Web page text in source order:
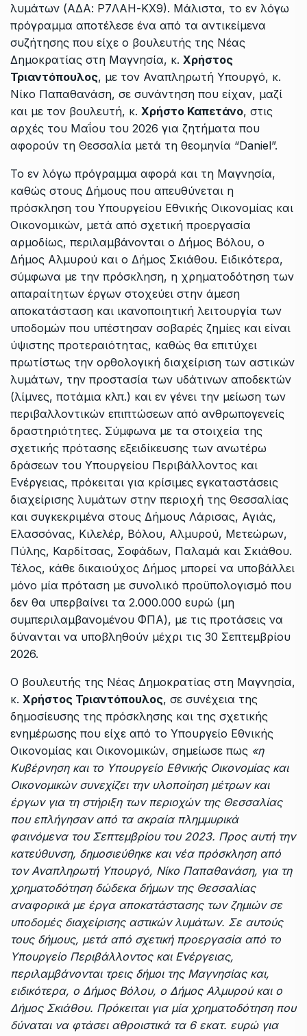
λυμάτων (ΑΔΑ: Ρ7ΛΑΗ-ΚΧ9). Μάλιστα, το εν λόγω
πρόγραμμα αποτέλεσε ένα από τα αντικείμενα
συζήτησης που είχε ο βουλευτής της Νέας
Δημοκρατίας στη Μαγνησία, κ. Χρήστος
Τριαντόπουλος, με τον Αναπληρωτή Υπουργό, κ.
Νίκο Παπαθανάση, σε συνάντηση που είχαν, μαζί
και με τον βουλευτή, κ. Χρήστο Καπετάνο, στις
αρχές του Μαΐου του 2026 για ζητήματα που
αφορούν τη Θεσσαλία μετά τη θεομηνία “Daniel”.
Το εν λόγω πρόγραμμα αφορά και τη Μαγνησία,
καθώς στους Δήμους που απευθύνεται η
πρόσκληση του Υπουργείου Εθνικής Οικονομίας και
Οικονομικών, μετά από σχετική προεργασία
αρμοδίως, περιλαμβάνονται ο Δήμος Βόλου, ο
Δήμος Αλμυρού και ο Δήμος Σκιάθου. Ειδικότερα,
σύμφωνα με την πρόσκληση, η χρηματοδότηση των
απαραίτητων έργων στοχεύει στην άμεση
αποκατάσταση και ικανοποιητική λειτουργία των
υποδομών που υπέστησαν σοβαρές ζημίες και είναι
ύψιστης προτεραιότητας, καθώς θα επιτύχει
πρωτίστως την ορθολογική διαχείριση των αστικών
λυμάτων, την προστασία των υδάτινων αποδεκτών
(λίμνες, ποτάμια κλπ.) και εν γένει την μείωση των
περιβαλλοντικών επιπτώσεων από ανθρωπογενείς
δραστηριότητες. Σύμφωνα με τα στοιχεία της
σχετικής πρότασης εξειδίκευσης των ανωτέρω
δράσεων του Υπουργείου Περιβάλλοντος και
Ενέργειας, πρόκειται για κρίσιμες εγκαταστάσεις
διαχείρισης λυμάτων στην περιοχή της Θεσσαλίας
και συγκεκριμένα στους Δήμους Λάρισας, Αγιάς,
Ελασσόνας, Κιλελέρ, Βόλου, Αλμυρού, Μετεώρων,
Πύλης, Καρδίτσας, Σοφάδων, Παλαμά και Σκιάθου.
Τέλος, κάθε δικαιούχος Δήμος μπορεί να υποβάλλει
μόνο μία πρόταση με συνολικό προϋπολογισμό που
δεν θα υπερβαίνει τα 2.000.000 ευρώ (μη
συμπεριλαμβανομένου ΦΠΑ), με τις προτάσεις να
δύνανται να υποβληθούν μέχρι τις 30 Σεπτεμβρίου
2026.
Ο βουλευτής της Νέας Δημοκρατίας στη Μαγνησία,
κ. Χρήστος Τριαντόπουλος, σε συνέχεια της
δημοσίευσης της πρόσκλησης και της σχετικής
ενημέρωσης που είχε από το Υπουργείο Εθνικής
Οικονομίας και Οικονομικών, σημείωσε πως «η
Κυβέρνηση και το Υπουργείο Εθνικής Οικονομίας και
Οικονομικών συνεχίζει την υλοποίηση μέτρων και
έργων για τη στήριξη των περιοχών της Θεσσαλίας
που επλήγησαν από τα ακραία πλημμυρικά
φαινόμενα του Σεπτεμβρίου του 2023. Προς αυτή την
κατεύθυνση, δημοσιεύθηκε και νέα πρόσκληση από
τον Αναπληρωτή Υπουργό, Νίκο Παπαθανάση, για τη
χρηματοδότηση δώδεκα δήμων της Θεσσαλίας
αναφορικά με έργα αποκατάστασης των ζημιών σε
υποδομές διαχείρισης αστικών λυμάτων. Σε αυτούς
τους δήμους, μετά από σχετική προεργασία από το
Υπουργείο Περιβάλλοντος και Ενέργειας,
περιλαμβάνονται τρεις δήμοι της Μαγνησίας και,
ειδικότερα, ο Δήμος Βόλου, ο Δήμος Αλμυρού και ο
Δήμος Σκιάθου. Πρόκειται για μία χρηματοδότηση που
δύναται να φτάσει αθροιστικά τα 6 εκατ. ευρώ για